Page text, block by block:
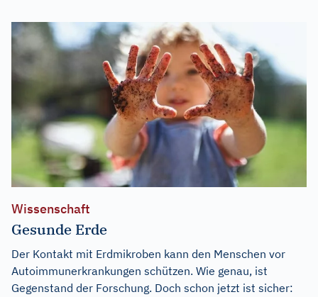
Wissenschaft
Gesunde Erde
Der Kontakt mit Erdmikroben kann den Menschen vor
Autoimmunerkrankungen schützen. Wie genau, ist
Gegenstand der Forschung. Doch schon jetzt ist sicher: